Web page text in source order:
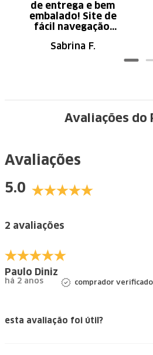
de entrega e bem
embalado! Site de
fácil navegação.
Sabrina F.
Avaliações do
Avaliações
5.0
2 avaliações
Paulo Diniz
há 2 anos comprador verificado
esta avaliação foi útil?